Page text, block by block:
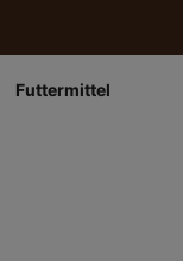
Futtermittel